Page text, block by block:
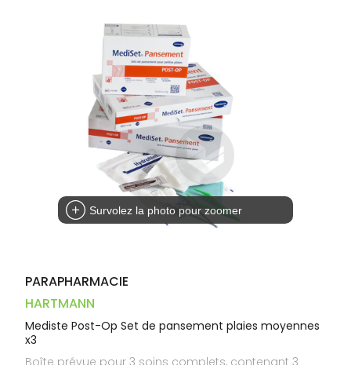
Dispositifs
médicaux
Cheveux
Homme
Solaire
Visage
DE GARDE
DE SANTÉ
Survolez la photo pour zoomer
PARAPHARMACIE
HARTMANN
Mediste Post-Op Set de pansement plaies moyennes
x3
Boîte prévue pour 3 soins complets, contenant 3